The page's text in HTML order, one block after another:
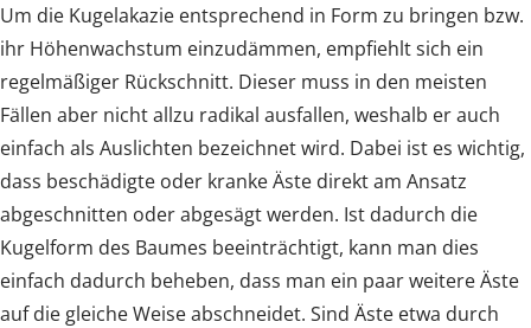
Um die Kugelakazie entsprechend in Form zu bringen bzw.
ihr Höhenwachstum einzudämmen, empfiehlt sich ein
regelmäßiger Rückschnitt. Dieser muss in den meisten
Fällen aber nicht allzu radikal ausfallen, weshalb er auch
einfach als Auslichten bezeichnet wird. Dabei ist es wichtig,
dass beschädigte oder kranke Äste direkt am Ansatz
abgeschnitten oder abgesägt werden. Ist dadurch die
Kugelform des Baumes beeinträchtigt, kann man dies
einfach dadurch beheben, dass man ein paar weitere Äste
auf die gleiche Weise abschneidet. Sind Äste etwa durch